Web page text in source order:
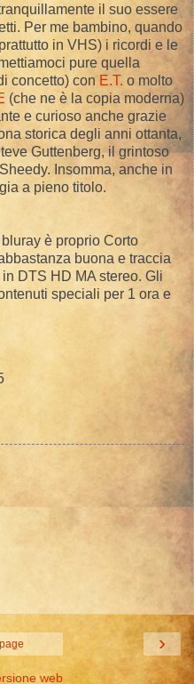
il suo essere
Per me bambino, quando
in VHS) i ricordi e le
pure quella
concetto) con E.T. o molto
(che ne è la copia moderna)
e curioso anche grazie
storica degli anni ottanta,
Guttenberg, il grintoso
Insomma, anche in
a pieno titolo.
è proprio Corto
buona e traccia
DTS HD MA stereo. Gli
speciali per 1 ora e
›
web